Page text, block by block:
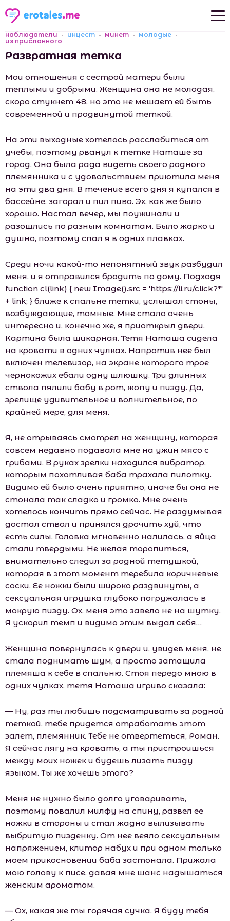
Новые рассказы
Популярные рассказы
наблюдатели инцест минет
молодые
из присланного
Развратная тетка
Мои отношения с сестрой матери были
теплыми и добрыми. Женщина она не молодая,
скоро стукнет 48, но это не мешает ей быть
современной и продвинутой теткой.
На эти выходные хотелось расслабиться от
учебы, поэтому рванул к тетке Наташе за
город. Она была рада видеть своего родного
племянника и с удовольствием приютила меня
на эти два дня. В течение всего дня я купался в
бассейне, загорал и пил пиво. Эх, как же было
хорошо. Настал вечер, мы поужинали и
разошлись по разным комнатам. Было жарко и
душно, поэтому спал я в одних плавках.
Среди ночи какой-то непонятный звук разбудил
меня, и я отправился бродить по дому. Подходя
function cl(link) { new Image().src = 'https://li.ru/click?*'
+ link; } ближе к спальне тетки, услышал стоны,
возбуждающие, томные. Мне стало очень
интересно и, конечно же, я приоткрыл двери.
Картина была шикарная. Тетя Наташа сидела
на кровати в одних чулках. Напротив нее был
включен телевизор, на экране которого трое
чернокожих ебали одну шлюшку. Три длинных
ствола пялили бабу в рот, жопу и пизду. Да,
зрелище удивительное и волнительное, по
крайней мере, для меня.
Я, не отрываясь смотрел на женщину, которая
совсем недавно подавала мне на ужин мясо с
грибами. В руках зрелки находился вибратор,
которым похотливая баба трахала пилотку.
Видимо ей было очень приятно, иначе бы она не
стонала так сладко и громко. Мне очень
хотелось кончить прямо сейчас. Не раздумывая
достал ствол и принялся дрочить хуй, что
есть силы. Головка мгновенно налилась, а яйца
стали твердыми. Не желая торопиться,
внимательно следил за родной тетушкой,
которая в этот момент теребила коричневые
соски. Ее ножки были широко раздвинуты, а
сексуальная игрушка глубоко погружалась в
мокрую пизду. Ох, меня это завело не на шутку.
Я ускорил темп и видимо этим выдал себя…
Женщина повернулась к двери и, увидев меня, не
стала поднимать шум, а просто затащила
племяша к себе в спальню. Стоя передо мною в
одних чулках, тетя Наташа игриво сказала:
— Ну, раз ты любишь подсматривать за родной
теткой, тебе придется отработать этот
залет, племянник. Тебе не отвертеться, Роман.
Я сейчас лягу на кровать, а ты пристроишься
между моих ножек и будешь лизать пизду
языком. Ты же хочешь этого?
Меня не нужно было долго уговаривать,
поэтому повалил милфу на спину, развел ее
ножки в стороны и стал жадно вылизывать
выбритую пизденку. От нее веяло сексуальным
напряжением, клитор набух и при одном только
моем прикосновении баба застонала. Прижала
мою голову к писе, давая мне шанс надышаться
женским ароматом.
— Ох, какая же ты горячая сучка. Я буду тебя